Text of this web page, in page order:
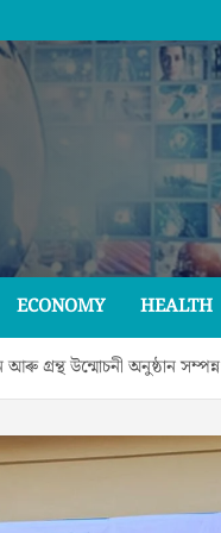
ECONOMY HEALTH
আৰু গ্রন্থ উন্মোচনী অনুষ্ঠান সম্পন্ন